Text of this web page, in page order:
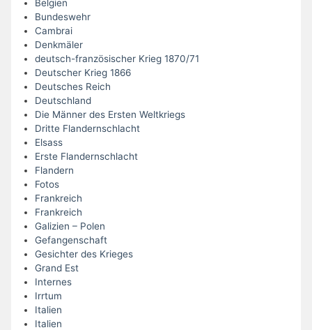
Belgien
Bundeswehr
Cambrai
Denkmäler
deutsch-französischer Krieg 1870/71
Deutscher Krieg 1866
Deutsches Reich
Deutschland
Die Männer des Ersten Weltkriegs
Dritte Flandernschlacht
Elsass
Erste Flandernschlacht
Flandern
Fotos
Frankreich
Frankreich
Galizien – Polen
Gefangenschaft
Gesichter des Krieges
Grand Est
Internes
Irrtum
Italien
Italien